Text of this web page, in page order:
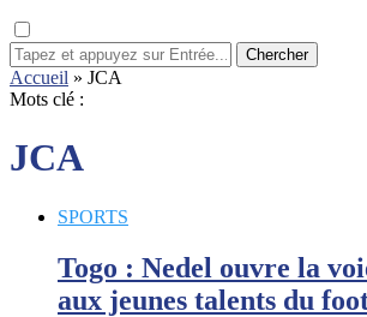
Chercher
Accueil » JCA
Mots clé :
JCA
SPORTS
Togo : Nedel ouvre la
aux jeunes talents du